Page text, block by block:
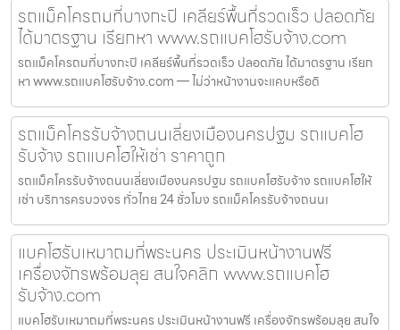
รถแม็คโครถมที่บางกะปิ เคลียร์พื้นที่รวดเร็ว ปลอดภัย
ได้มาตรฐาน เรียกหา www.รถแบคโฮรับจ้าง.com
รถแม็คโครถมที่บางกะปิ เคลียร์พื้นที่รวดเร็ว ปลอดภัย ได้มาตรฐาน เรียก
หา www.รถแบคโฮรับจ้าง.com — ไม่ว่าหน้างานจะแคบหรือดิ
รถแม็คโครรับจ้างถนนเลี่ยงเมืองนครปฐม รถแบคโฮ
รับจ้าง รถแบคโฮให้เช่า ราคาถูก
รถแม็คโครรับจ้างถนนเลี่ยงเมืองนครปฐม รถแบคโฮรับจ้าง รถแบคโฮให้
เช่า บริการครบวงจร ทั่วไทย 24 ชั่วโมง รถแม็คโครรับจ้างถนนเ
แบคโฮรับเหมาถมที่พระนคร ประเมินหน้างานฟรี
เครื่องจักรพร้อมลุย สนใจคลิก www.รถแบคโฮ
รับจ้าง.com
แบคโฮรับเหมาถมที่พระนคร ประเมินหน้างานฟรี เครื่องจักรพร้อมลุย สนใจ